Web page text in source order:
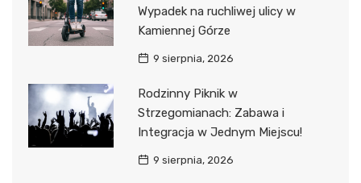
Wypadek na ruchliwej ulicy w
Kamiennej Górze
9 sierpnia, 2026
Rodzinny Piknik w
Strzegomianach: Zabawa i
Integracja w Jednym Miejscu!
9 sierpnia, 2026